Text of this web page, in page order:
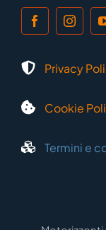
Privacy
Cookie
Termini e